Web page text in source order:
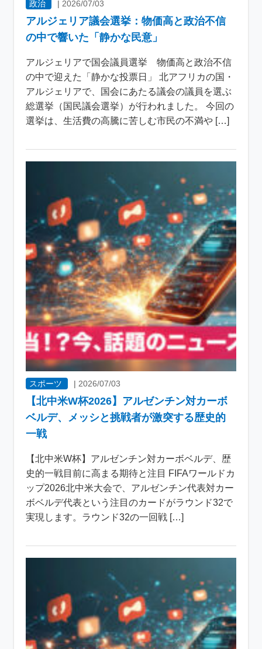
政治 | 2026/07/03
アルジェリア議会選挙：物価高と政治不信
の中で響いた「静かな民意」
アルジェリアで国会議員選挙 物価高と政治不信
の中で迎えた「静かな投票日」 北アフリカの国・
アルジェリアで、国会にあたる議会の議員を選ぶ
総選挙（国民議会選挙）が行われました。 今回の
選挙は、生活費の高騰に苦しむ市民の不満や […]
スポーツ | 2026/07/03
【北中米W杯2026】アルゼンチン対カーボ
ベルデ、メッシと挑戦者が激突する歴史的
一戦
【北中米W杯】アルゼンチン対カーボベルデ、歴
史的一戦目前に高まる期待と注目 FIFAワールドカ
ップ2026北中米大会で、アルゼンチン代表対カー
ボベルデ代表という注目のカードがラウンド32で
実現します。ラウンド32の一回戦 […]